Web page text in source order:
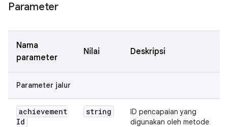
Parameter
Nama
parameter
Nilai Deskripsi
Parameter jalur
achievement
Id
string
ID pencapaian yang
digunakan oleh metode